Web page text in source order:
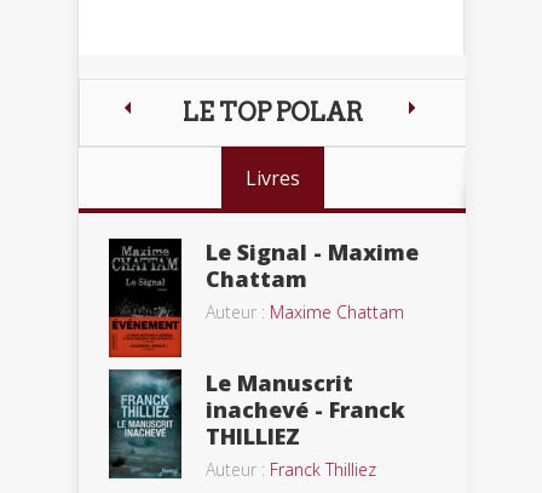
LE TOP POLAR
Livres
Le Signal - Maxime
Chattam
Auteur : Maxime Chattam
Le Manuscrit
inachevé - Franck
THILLIEZ
Auteur : Franck Thilliez